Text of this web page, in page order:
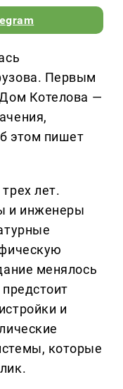
Первым
Котелова —
этом пишет
лет.
и инженеры
менялось
и
которые